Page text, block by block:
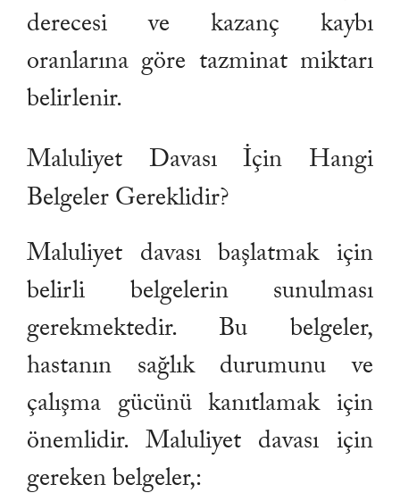
derecesi ve kazanç kaybı
oranlarına göre tazminat miktarı
belirlenir.
Maluliyet Davası İçin Hangi
Belgeler Gereklidir?
Maluliyet davası başlatmak için
belirli belgelerin sunulması
gerekmektedir. Bu belgeler,
hastanın sağlık durumunu ve
çalışma gücünü kanıtlamak için
önemlidir. Maluliyet davası için
gereken belgeler,: